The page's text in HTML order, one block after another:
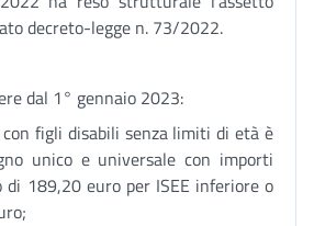
decreto-legge n. 73/2022.
dal 1° gennaio 2023:
disabili senza limiti di età è
unico e universale con importi
189,20 euro per ISEE inferiore o